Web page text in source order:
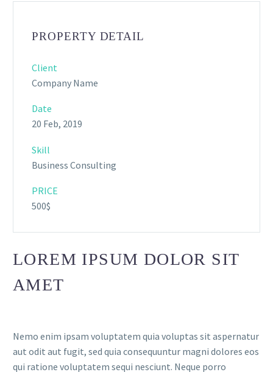
PROPERTY DETAIL
Client
Company Name
Date
20 Feb, 2019
Skill
Business Consulting
PRICE
500$
LOREM IPSUM DOLOR SIT
AMET
Nemo enim ipsam voluptatem quia voluptas sit aspernatur
aut odit aut fugit, sed quia consequuntur magni dolores eos
qui ratione voluptatem sequi nesciunt. Neque porro